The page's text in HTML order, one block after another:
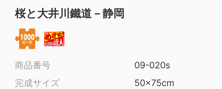
桜と大井川鐵道－静岡
商品番号
09-020s
完成サイズ
50x75cm